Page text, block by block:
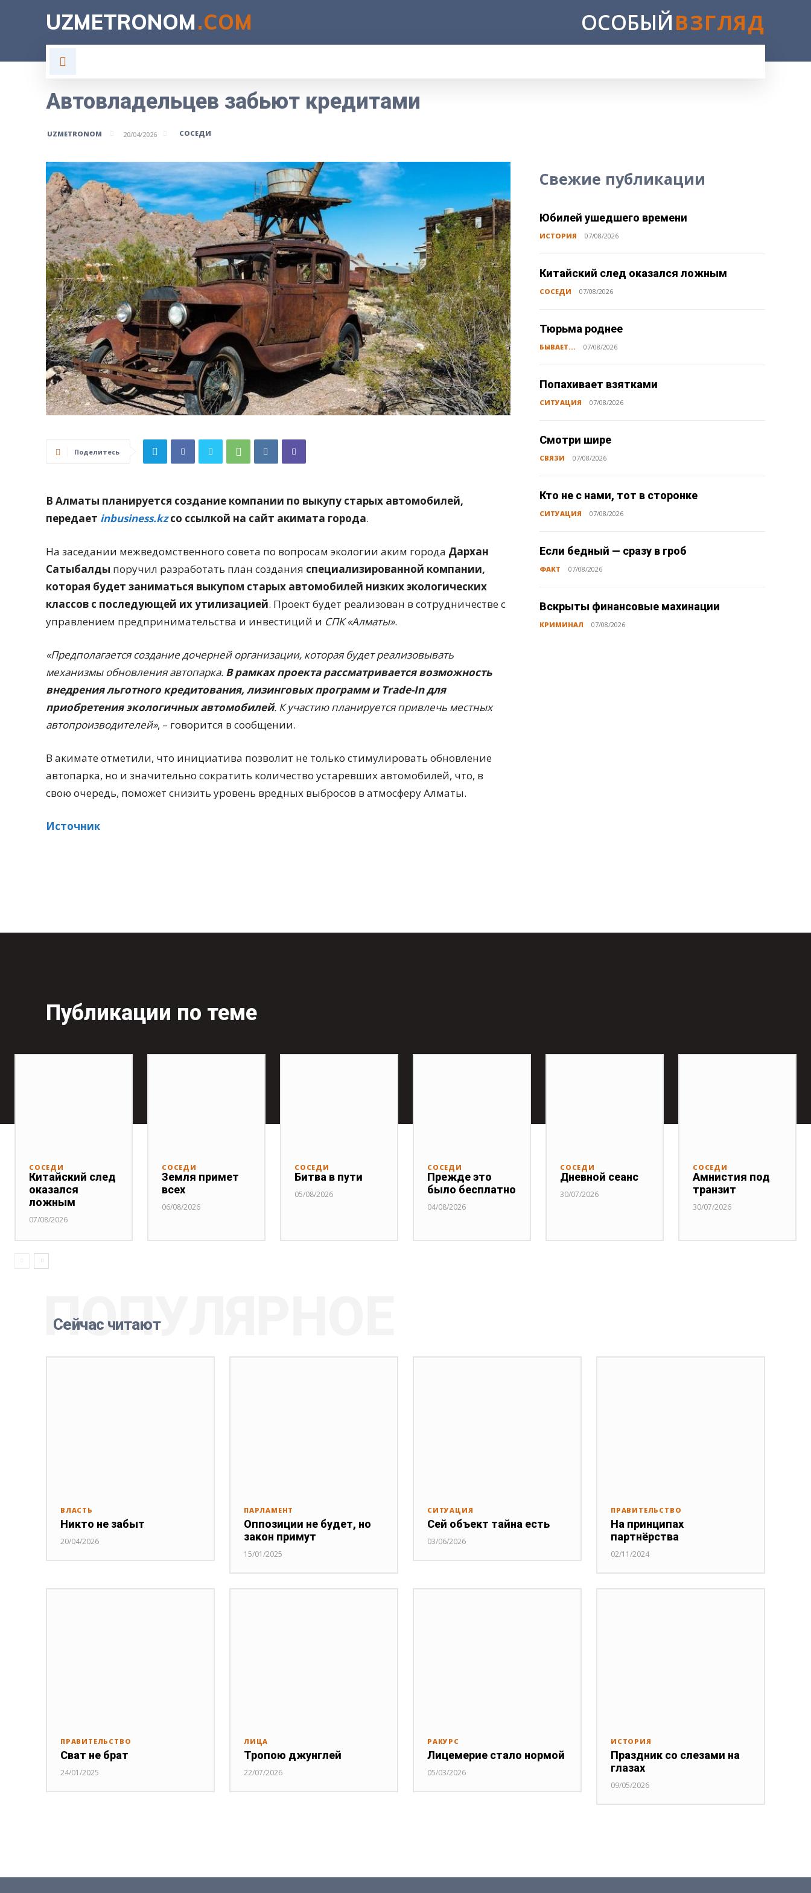
UZMETRONOM.COM ОСОБЫЙВЗГЛЯД
Автовладельцев забьют кредитами
UZMETRONOM 20/04/2026 СОСЕДИ
Поделитесь
В Алматы планируется создание компании по выкупу старых автомобилей,
передает inbusiness.kz со ссылкой на сайт акимата города.
На заседании межведомственного совета по вопросам экологии аким города Дархан
Сатыбалды поручил разработать план создания специализированной компании,
которая будет заниматься выкупом старых автомобилей низких экологических
классов с последующей их утилизацией. Проект будет реализован в сотрудничестве с
управлением предпринимательства и инвестиций и СПК «Алматы».
«Предполагается создание дочерней организации, которая будет реализовывать
механизмы обновления автопарка. В рамках проекта рассматривается возможность
внедрения льготного кредитования, лизинговых программ и Trade-In для
приобретения экологичных автомобилей. К участию планируется привлечь местных
автопроизводителей», – говорится в сообщении.
В акимате отметили, что инициатива позволит не только стимулировать обновление
автопарка, но и значительно сократить количество устаревших автомобилей, что, в
свою очередь, поможет снизить уровень вредных выбросов в атмосферу Алматы.
Источник
Свежие публикации
Юбилей ушедшего времени
ИСТОРИЯ 07/08/2026
Китайский след оказался ложным
СОСЕДИ 07/08/2026
Тюрьма роднее
БЫВАЕТ... 07/08/2026
Попахивает взятками
СИТУАЦИЯ 07/08/2026
Смотри шире
СВЯЗИ 07/08/2026
Кто не с нами, тот в сторонке
СИТУАЦИЯ 07/08/2026
Если бедный — сразу в гроб
ФАКТ 07/08/2026
Вскрыты финансовые махинации
КРИМИНАЛ 07/08/2026
Публикации по теме
СОСЕДИ
Китайский след
оказался
ложным
07/08/2026
СОСЕДИ
Земля примет
всех
06/08/2026
СОСЕДИ
Битва в пути
05/08/2026
СОСЕДИ
Прежде это
было бесплатно
04/08/2026
СОСЕДИ
Дневной сеанс
30/07/2026
СОСЕДИ
Амнистия под
транзит
30/07/2026
Сейчас читают
ПОПУЛЯРНОЕ
ВЛАСТЬ
Никто не забыт
20/04/2026
ПАРЛАМЕНТ
Оппозиции не будет, но
закон примут
15/01/2025
СИТУАЦИЯ
Сей объект тайна есть
03/06/2026
ПРАВИТЕЛЬСТВО
На принципах
партнёрства
02/11/2024
ПРАВИТЕЛЬСТВО
Сват не брат
24/01/2025
ЛИЦА
Тропою джунглей
22/07/2026
РАКУРС
Лицемерие стало нормой
05/03/2026
ИСТОРИЯ
Праздник со слезами на
глазах
09/05/2026